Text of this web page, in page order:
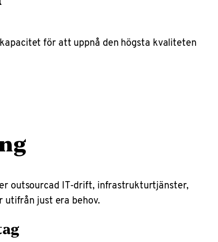
för att uppnå den högsta kvaliteten
outsourcad IT-drift, infrastrukturtjänster,
utifrån just era behov.